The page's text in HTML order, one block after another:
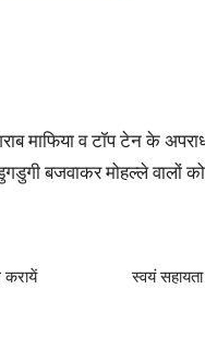
माफिया व टॉप टेन के
बजवाकर मोहल्ले वालों
करायें
स्वयं